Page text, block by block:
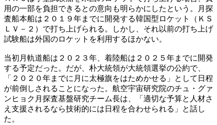
用の一部を負担できるとの意向も明らかにしたという。月探
査船本船は２０１９年までに開発する韓国型ロケット（ＫＳ
ＬＶ－２）で打ち上げられる。しかし、それ以前の打ち上げ
試験船は外国のロケットを利用するほかない。
当初月軌道船は２０２３年、着陸船は２０２５年までに開発
する予定だった。だが、朴大統領が大統領選挙の公約で、
「２０２０年までに月に太極旗をはためかせる」として日程
が前倒しされることになった。航空宇宙研究院のチュ・グァ
ンヒョク月探査基盤研究チーム長は、「適切な予算と人材さ
え支援されるなら技術的には日程を合わせられる」と話し
た。